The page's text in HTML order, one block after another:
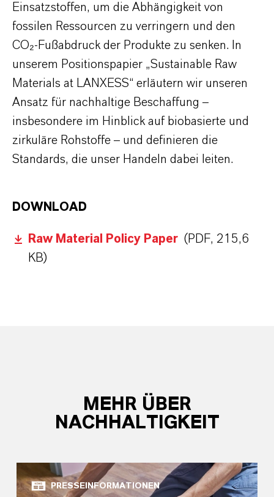
Einsatzstoffen, um die Abhängigkeit von
fossilen Ressourcen zu verringern und den
CO₂-Fußabdruck der Produkte zu senken. In
unserem Positionspapier „Sustainable Raw
Materials at LANXESS“ erläutern wir unseren
Ansatz für nachhaltige Beschaffung –
insbesondere im Hinblick auf biobasierte und
zirkuläre Rohstoffe – und definieren die
Standards, die unser Handeln dabei leiten.
DOWNLOAD
Raw Material Policy Paper (PDF, 215,6
KB)
MEHR ÜBER
NACHHALTIGKEIT
PRESSEINFORMATIONEN